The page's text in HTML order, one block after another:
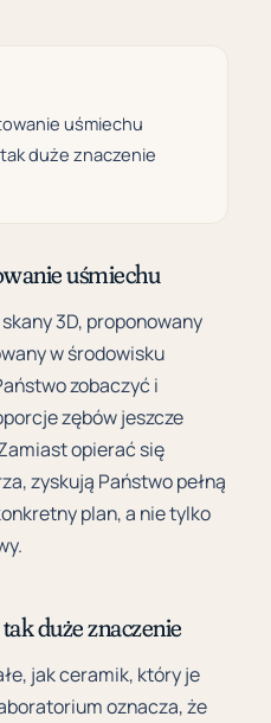
uśmiechu
duże znaczenie
uśmiechu
3D, proponowany
w środowisku
zobaczyć i
zębów jeszcze
opierać się
zyskują Państwo pełną
plan, a nie tylko
duże znaczenie
jak ceramik, który je
oznacza, że